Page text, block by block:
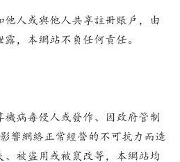
他人或與他人共享註冊賬戶，由
，本網站不負任何責任。
病毒侵人或發作、因政府管制
響網絡正常經營的不可抗力而造
、被盜用或被竄改等，本網站均